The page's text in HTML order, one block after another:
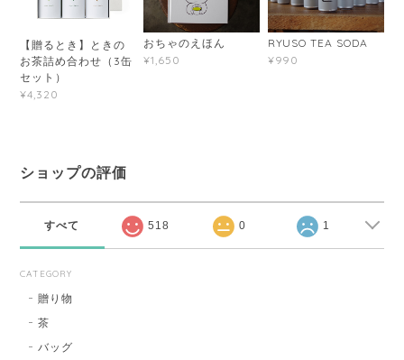
【贈るとき】ときの
お茶詰め合わせ（3缶
セット）
¥4,320
おちゃのえほん
¥1,650
RYUSO TEA SODA
¥990
ショップの評価
すべて 518 0 1
CATEGORY
贈り物
茶
バッグ